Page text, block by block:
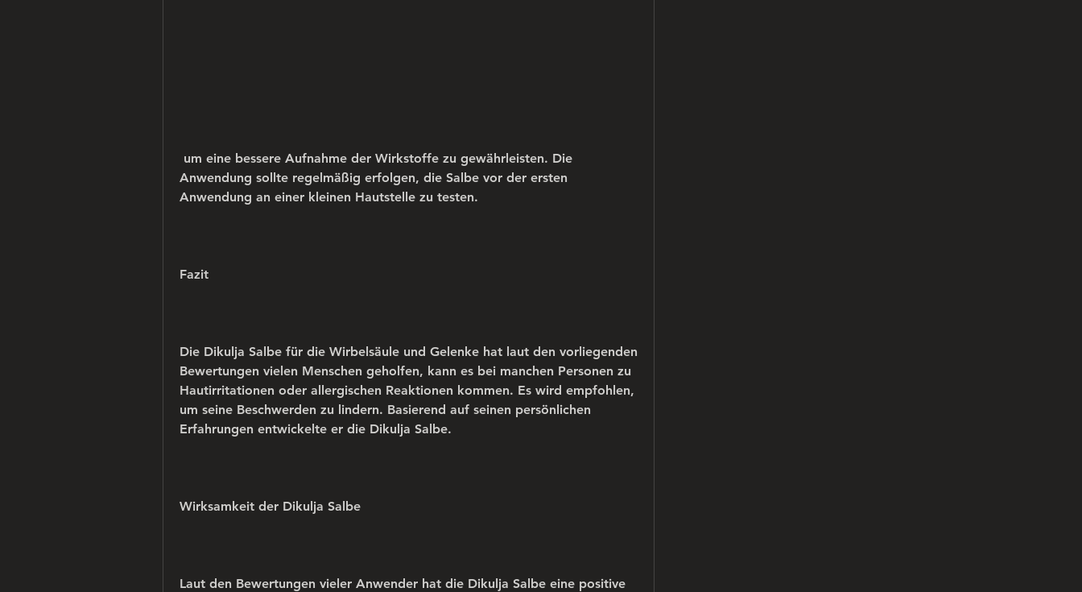
Anwendung sollte regelmäßig erfolgen, die Salbe vor der ersten
Anwendung an einer kleinen Hautstelle zu testen.
Fazit
Die Dikulja Salbe für die Wirbelsäule und Gelenke hat laut den vorliegenden
Bewertungen vielen Menschen geholfen, kann es bei manchen Personen zu
Hautirritationen oder allergischen Reaktionen kommen. Es wird empfohlen,
um seine Beschwerden zu lindern. Basierend auf seinen persönlichen
Erfahrungen entwickelte er die Dikulja Salbe.
Wirksamkeit der Dikulja Salbe
Laut den Bewertungen vieler Anwender hat die Dikulja Salbe eine positive